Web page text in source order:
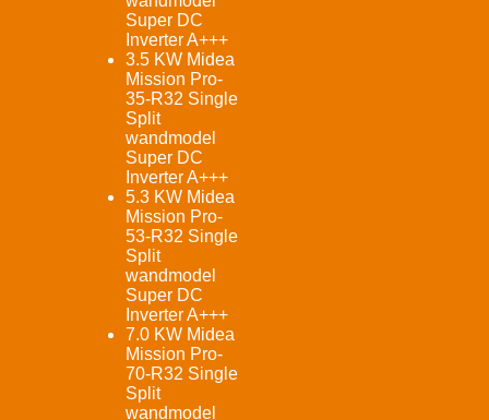
Super DC
Inverter A+++
3.5 KW Midea
Mission Pro-
35-R32 Single
Split
wandmodel
Super DC
Inverter A+++
5.3 KW Midea
Mission Pro-
53-R32 Single
Split
wandmodel
Super DC
Inverter A+++
7.0 KW Midea
Mission Pro-
70-R32 Single
Split
wandmodel